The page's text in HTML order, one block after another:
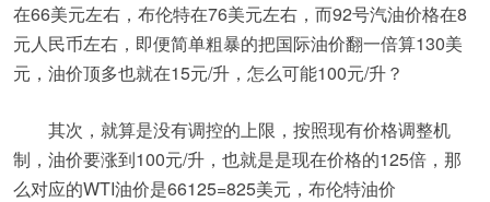
在66美元左右，布伦特在76美元左右，而92号汽油价格在8
元人民币左右，即便简单粗暴的把国际油价翻一倍算130美
元，油价顶多也就在15元/升，怎么可能100元/升？
其次，就算是没有调控的上限，按照现有价格调整机
制，油价要涨到100元/升，也就是是现在价格的125倍，那
么对应的WTI油价是66125=825美元，布伦特油价